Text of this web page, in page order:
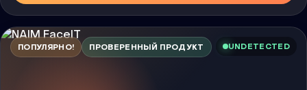
ПОПУЛЯРНО! ПРОВЕРЕННЫЙ ПРОДУКТ UNDETECTED